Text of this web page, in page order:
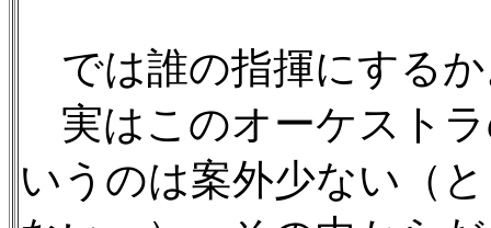
では誰の指揮にする
実はこのオーケストラ
いうのは案外少ない（